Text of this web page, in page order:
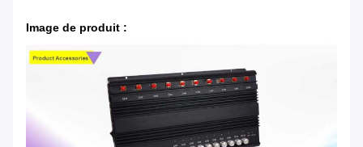
Image de produit :